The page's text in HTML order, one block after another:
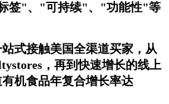
签"、"可持续"、"功能性"等
式接触美国全渠道买家，从
，再到快速增长的线上
机食品年复合增长率达